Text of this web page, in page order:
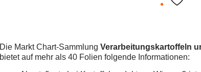
Die Markt Chart-SammlungVerarbeitungskartoffeln
bietet auf mehr als 40 Folien folgende Informationen: